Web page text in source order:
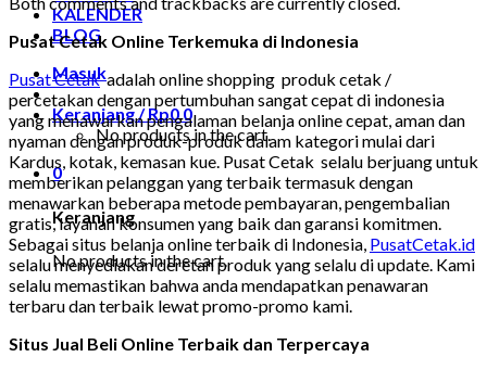
KALENDER
BLOG
Masuk
Keranjang /Rp00
No products in the cart.
0
Keranjang
No products in the cart.
Pusat Cetak Online Terkemuka di Indonesia
Pusat Cetakadalah online shopping produk cetak /
percetakan dengan pertumbuhan sangat cepat di indonesia
yang menawarkan pengalaman belanja online cepat, aman dan
nyaman dengan produk-produk dalam kategori mulai dari
Kardus, kotak, kemasan kue. Pusat Cetak selalu berjuang untuk
memberikan pelanggan yang terbaik termasuk dengan
menawarkan beberapa metode pembayaran, pengembalian
gratis, layanan konsumen yang baik dan garansi komitmen.
Sebagai situs belanja online terbaik di Indonesia, PusatCetak.id
selalu menyediakan deretan produk yang selalu di update. Kami
selalu memastikan bahwa anda mendapatkan penawaran
terbaru dan terbaik lewat promo-promo kami.
Situs Jual Beli Online Terbaik dan Terpercaya